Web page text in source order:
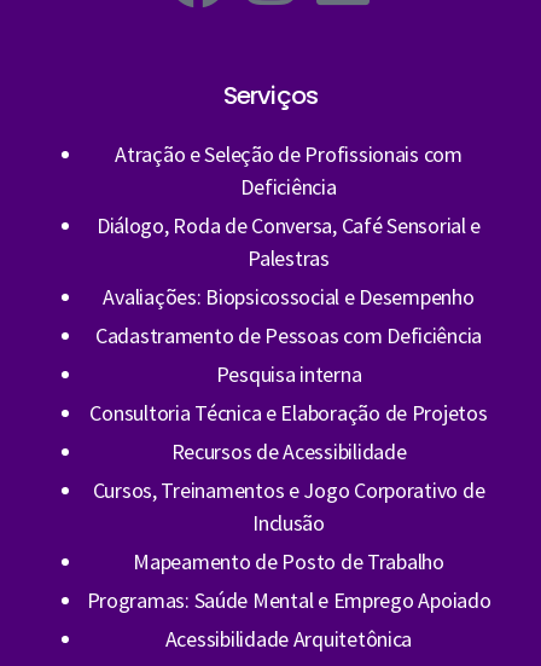
Serviços
Atração e Seleção de Profissionais com
Deficiência
Diálogo, Roda de Conversa, Café Sensorial e
Palestras
Avaliações: Biopsicossocial e Desempenho
Cadastramento de Pessoas com Deficiência
Pesquisa interna
Consultoria Técnica e Elaboração de Projetos
Recursos de Acessibilidade
Cursos, Treinamentos e Jogo Corporativo de
Inclusão
Mapeamento de Posto de Trabalho
Programas: Saúde Mental e Emprego Apoiado
Acessibilidade Arquitetônica